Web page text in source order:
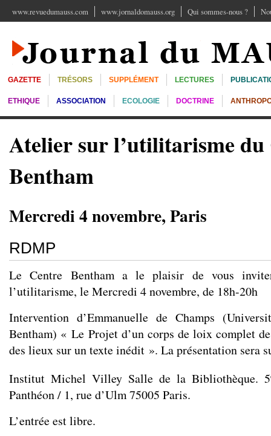
www.revuedumauss.com www.jornaldomauss.org Qui sommes-nous ?
GAZETTE TRÉSORS SUPPLÉMENT LECTURES
ETHIQUE ASSOCIATION ECOLOGIE DOCTRINE
Atelier sur l’utilitarisme du
Bentham
Mercredi 4 novembre, Paris
RDMP
Le Centre Bentham a le plaisir de vous
l’utilitarisme, le Mercredi 4 novembre, de 18h-20h
Intervention d’Emmanuelle de Champs
Bentham) « Le Projet d’un corps de loix complet
des lieux sur un texte inédit ». La présentation sera
Institut Michel Villey Salle de la Bibliothèque. 5
Panthéon / 1, rue d’Ulm 75005 Paris.
L’entrée est libre.